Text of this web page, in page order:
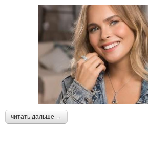
читать дальше →